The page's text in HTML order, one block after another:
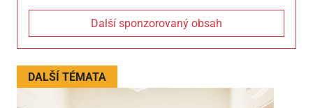
Další sponzorovaný obsah
DALŠÍ TÉMATA